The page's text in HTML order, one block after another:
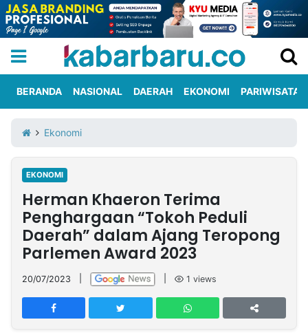
Iklan
Berita
Kami
Nasional
International
Olahraga
Entertainment
Daerah
Pariwisata
Kuliner
Kolom
Network
PT
TREETAN
MULTIMEDIA
INDONESIA
BERANDA NASIONAL DAERAH EKONOMI PARIWISATA
Ekonomi
EKONOMI
Herman Khaeron Terima
Penghargaan “Tokoh Peduli
Daerah” dalam Ajang Teropong
Parlemen Award 2023
20/07/2023 1 views